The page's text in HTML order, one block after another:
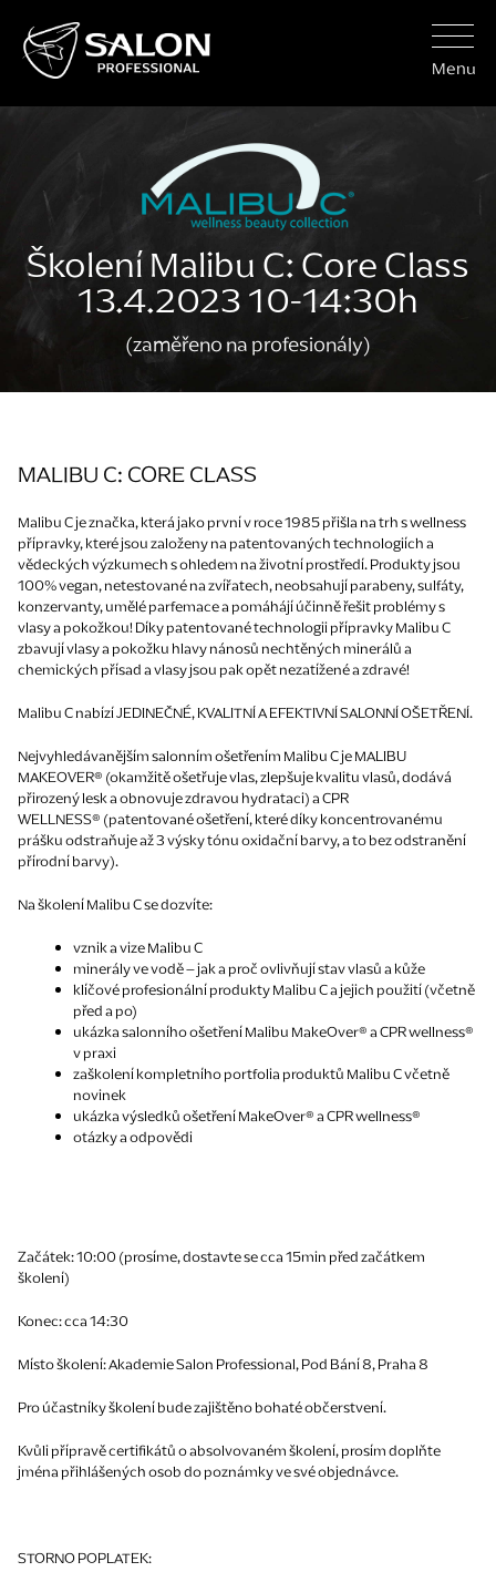
Menu
Školení Malibu C: Core Class
13.4.2023 10-14:30h
(zaměřeno na profesionály)
MALIBU C: CORE CLASS
Malibu C je značka, která jako první v roce 1985 přišla na trh s wellness
přípravky, které jsou založeny na patentovaných technologiích a
vědeckých výzkumech s ohledem na životní prostředí. Produkty jsou
100% vegan, netestované na zvířatech, neobsahují parabeny, sulfáty,
konzervanty, umělé parfemace a pomáhájí účinně řešit problémy s
vlasy a pokožkou! Díky patentované technologii přípravky Malibu C
zbavují vlasy a pokožku hlavy nánosů nechtěných minerálů a
chemických přísad a vlasy jsou pak opět nezatížené a zdravé!
Malibu C nabízíJEDINEČNÉ, KVALITNÍ A EFEKTIVNÍ SALONNÍ OŠETŘENÍ.
Nejvyhledávanějším salonním ošetřením Malibu C je MALIBU
MAKEOVER® (okamžitě ošetřuje vlas, zlepšuje kvalitu vlasů, dodává
přirozený lesk a obnovuje zdravou hydrataci) aCPR
WELLNESS® (patentované ošetření, které díky koncentrovanému
prášku odstraňuje až 3 výsky tónu oxidační barvy, a to bez odstranění
přírodní barvy).
Na školení Malibu C se dozvíte:
vznik a vize Malibu C
minerály ve vodě – jak a proč ovlivňují stav vlasů a kůže
klíčové profesionální produkty Malibu C a jejich použití (včetně
před a po)
ukázka salonního ošetření Malibu MakeOver® a CPR wellness®
v praxi
zaškolení kompletního portfolia produktů Malibu C včetně
novinek
ukázka výsledků ošetření MakeOver® a CPR wellness®
otázky a odpovědi
Začátek:10:00 (prosíme, dostavte se cca 15min před začátkem
školení)
Konec:cca 14:30
Místo školení:Akademie Salon Professional, Pod Bání 8, Praha 8
Pro účastníky školení bude zajištěno bohaté občerstvení.
Kvůli přípravě certifikátů o absolvovaném školení, prosím doplňte
jména přihlášených osob do poznámky ve své objednávce.
STORNO POPLATEK: